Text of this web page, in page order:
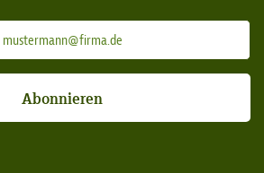
Abonnieren